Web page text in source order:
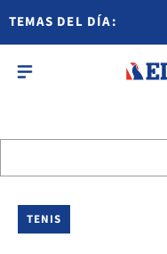
TEMAS DEL DÍA:
TENIS